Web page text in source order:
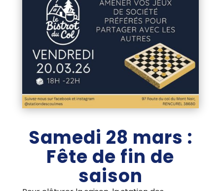
Samedi 28 mars :
Fête de fin de
saison